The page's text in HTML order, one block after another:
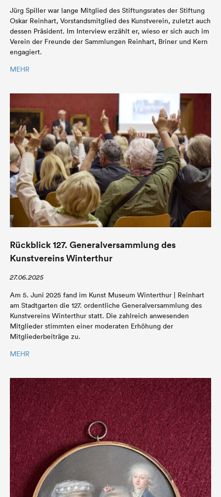
Jürg Spiller war lange Mitglied des Stiftungsrates der Stiftung
Oskar Reinhart, Vorstandsmitglied des Kunstverein, zuletzt auch
dessen Präsident. Im Interview erzählt er, wieso er sich auch im
Verein der Freunde der Sammlungen Reinhart, Briner und Kern
engagiert.
MEHR
Rückblick 127. Generalversammlung des
Kunstvereins Winterthur
27.06.2025
Am 5. Juni 2025 fand im Kunst Museum Winterthur | Reinhart
am Stadtgarten die 127. ordentliche Generalversammlung des
Kunstvereins Winterthur statt. Die zahlreich anwesenden
Mitglieder stimmten einer moderaten Erhöhung der
Mitgliederbeiträge zu.
MEHR